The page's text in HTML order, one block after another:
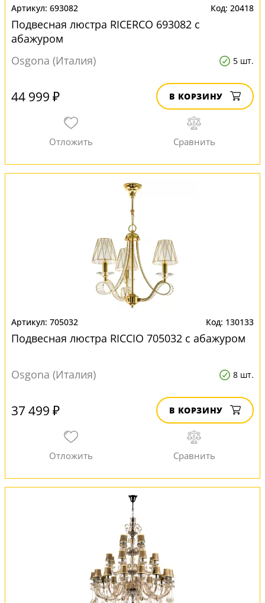
693082 20418
Подвесная люстра RICERCO 693082 с
абажуром
Osgona (Италия)
5 шт.
44 999 ₽ В КОРЗИНУ
705032 130133
Подвесная люстра RICCIO 705032 с абажуром
Osgona (Италия) 8 шт.
37 499 ₽ В КОРЗИНУ